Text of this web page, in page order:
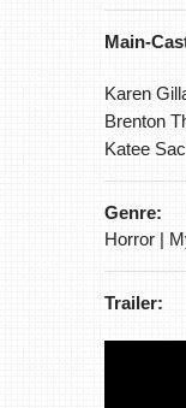
Main-
Karen
Brenton
Katee
Genre:
Horror |
Trailer: